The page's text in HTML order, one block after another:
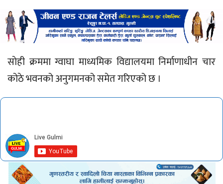
साेही क्रममा ग्वाघा माध्यमिक विद्यालयमा निर्माणाधीन चार
कोठे भवनको अनुगमनको समेत गरिएको छ ।